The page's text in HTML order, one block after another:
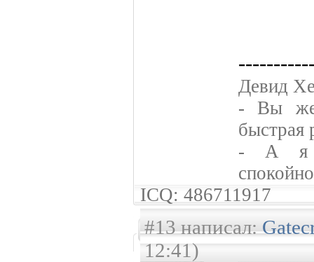
Девид
- Вы же
быстрая
- А я
ICQ: 486711917
#13 написал:
12:41)